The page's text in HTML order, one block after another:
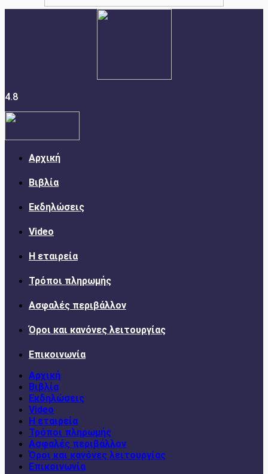
4.8
Αρχική
Βιβλία
Εκδηλώσεις
Video
Η εταιρεία
Τρόποι πληρωμής
Ασφαλές περιβάλλον
Όροι και κανόνες λειτουργίας
Επικοινωνία
Αρχική
Βιβλία
Εκδηλώσεις
Video
Η εταιρεία
Τρόποι πληρωμής
Ασφαλές περιβάλλον
Όροι και κανόνες λειτουργίας
Επικοινωνία